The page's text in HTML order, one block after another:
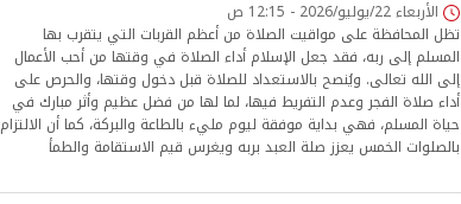
الأربعاء 22/يوليو/2026 - 12:15 ص
تظل المحافظة على مواقيت الصلاة من أعظم القربات التي يتقرب بها
المسلم إلى ربه، فقد جعل الإسلام أداء الصلاة في وقتها من أحب الأعمال
إلى الله تعالى. ويُنصح بالاستعداد للصلاة قبل دخول وقتها، والحرص على
أداء صلاة الفجر وعدم التفريط فيها، لما لها من فضل عظيم وأثر مبارك في
حياة المسلم، فهي بداية موفقة ليوم مليء بالطاعة والبركة، كما أن الالتزام
بالصلوات الخمس يعزز صلة العبد بربه ويغرس قيم الاستقامة والطمأ